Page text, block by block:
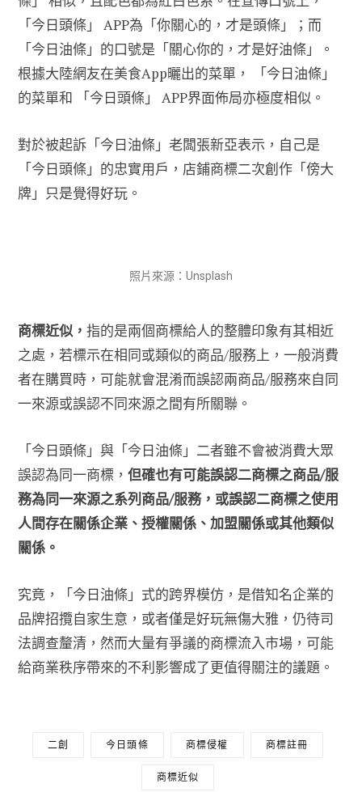
「今日頭條」 APP為「你關心的，才是頭條」；而
「今日油條」的口號是「關心你的，才是好油條」。
根據大陸網友在美食App曬出的菜單， 「今日油條」
的菜單和 「今日頭條」 APP界面佈局亦極度相似。
對於被起訴「今日油條」老闆張新亞表示，自己是
「今日頭條」的忠實用戶，店鋪商標二次創作「傍大
牌」只是覺得好玩。
照片來源：Unsplash
商標近似， 指的是兩個商標給人的整體印象有其相近
之處，若標示在相同或類似的商品/服務上，一般消費
者在購買時，可能就會混淆而誤認兩商品/服務來自同
一來源或誤認不同來源之間有所關聯。
「今日頭條」與「今日油條」二者雖不會被消費大眾
誤認為同一商標， 但確也有可能誤認二商標之商品/服
務為同一來源之系列商品/服務，或誤認二商標之使用
人間存在關係企業、授權關係、加盟關係或其他類似
關係。
究竟，「今日油條」式的跨界模仿，是借知名企業的
品牌招攬自家生意，或者僅是好玩無傷大雅，仍待司
法調查釐清，然而大量有爭議的商標流入市場，可能
給商業秩序帶來的不利影響成了更值得關注的議題。
二創 今日頭條 商標侵權 商標註冊
商標近似